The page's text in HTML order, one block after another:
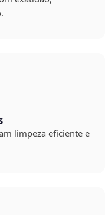
limpeza eficiente e